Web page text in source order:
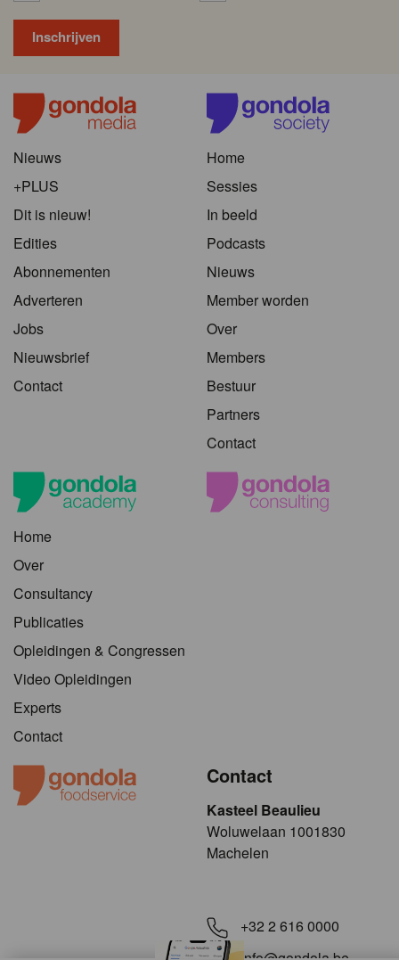
Nieuws
+PLUS
Dit is nieuw!
Edities
Abonnementen
Adverteren
Jobs
Nieuwsbrief
Contact
Home
Sessies
In beeld
Podcasts
Nieuws
Member worden
Over
Members
Bestuur
Partners
Contact
Home
Over
Consultancy
Publicaties
Opleidingen & Congressen
Video Opleidingen
Experts
Contact
Contact
Kasteel Beaulieu
​​​Woluwelaan 1001830
Machelen
+32 2 616 0000